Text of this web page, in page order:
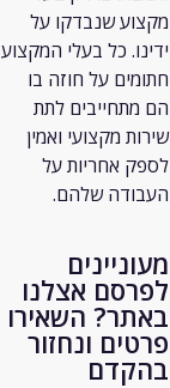
מקצוע שנבדקו על
ידינו. כל בעלי המקצוע
חתומים על חוזה בו
הם מתחייבים לתת
שירות מקצועי ואמין
לספק אחריות על
העבודה שלהם.
מעוניינים
לפרסם אצלנו
באתר? השאירו
פרטים ונחזור
בהקדם